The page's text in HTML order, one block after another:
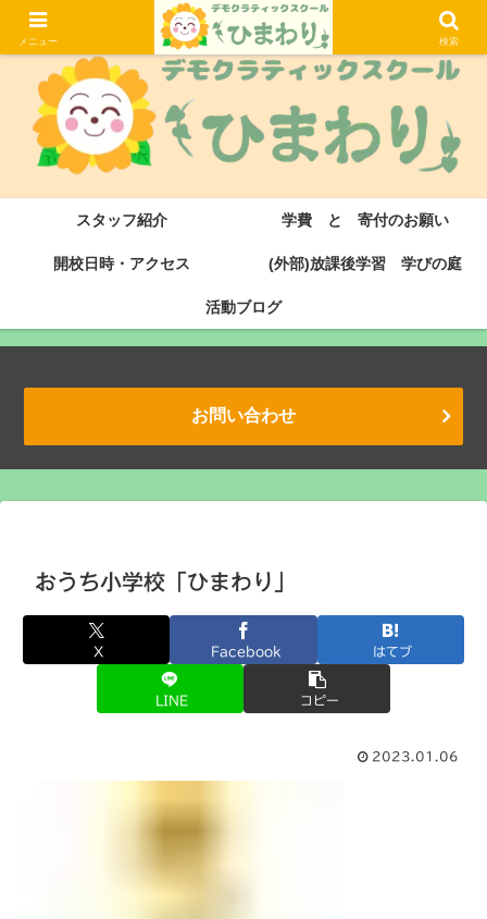
大津市にある滋賀県初のデモクラティックスクール・サドベリースクールです
スタッフ紹介 学費 と 寄付のお願い
開校日時・アクセス (外部)放課後学習 学びの庭
活動ブログ
お問い合わせ
おうち小学校「ひまわり」
X Facebook はてブ
LINE コピー
2023.01.06
メニュー 検索